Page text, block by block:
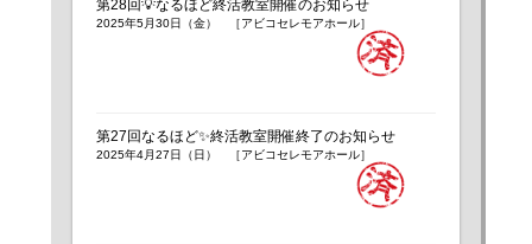
第28回💡なるほど終活教室開催のお知らせ
2025年5月30日（金） ［アビコセレモアホール］
第27回なるほど✨終活教室開催終了のお知らせ
2025年4月27日（日） ［アビコセレモアホール］